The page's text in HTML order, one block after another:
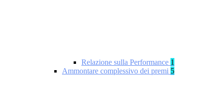
Relazione sulla Performance 1
Ammontare complessivo dei premi 5